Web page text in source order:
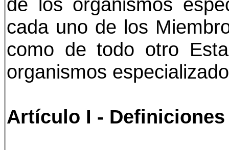
cada uno de los
como de todo otro
organismos
Artículo I -